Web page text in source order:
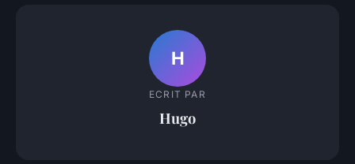
H
ECRIT PAR
Hugo